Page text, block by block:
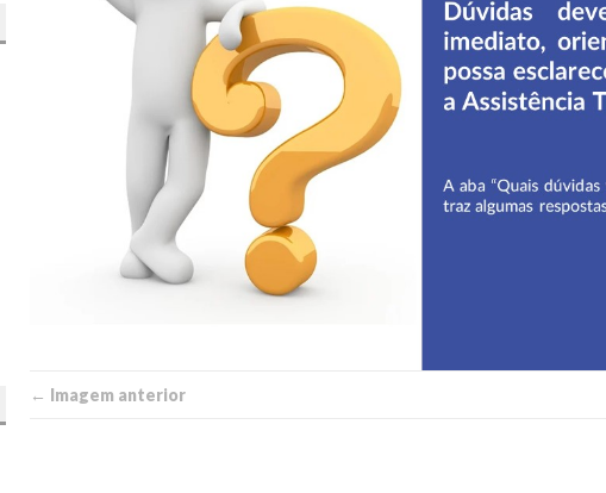
← Imagem anterior
Sustainable Energy Technologies and